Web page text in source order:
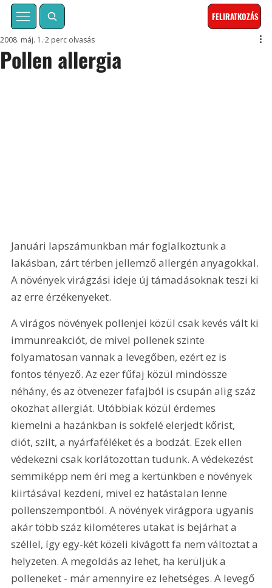
FELIRATKOZÁS
Pollen allergia
2008. máj. 1. 2 perc olvasás
Januári lapszámunkban már foglalkoztunk a
lakásban, zárt térben jellemző allergén anyagokkal.
A növények virágzási ideje új támadásoknak teszi ki
az erre érzékenyeket.
A virágos növények pollenjei közül csak kevés vált ki
immunreakciót, de mivel pollenek szinte
folyamatosan vannak a levegőben, ezért ez is
fontos tényező. Az ezer fűfaj közül mindössze
néhány, és az ötvenezer fafajból is csupán alig száz
okozhat allergiát. Utóbbiak közül érdemes
kiemelni a hazánkban is sokfelé elerjedt kőrist,
diót, szilt, a nyárfaféléket és a bodzát. Ezek ellen
védekezni csak korlátozottan tudunk. A védekezést
semmiképp nem éri meg a kertünkben e növények
kiirtásával kezdeni, mivel ez hatástalan lenne
pollenszempontból. A növények virágpora ugyanis
akár több száz kilométeres utakat is bejárhat a
széllel, így egy-két közeli kivágott fa nem változtat a
helyzeten. A megoldás az lehet, ha kerüljük a
polleneket - már amennyire ez lehetséges. A levegő